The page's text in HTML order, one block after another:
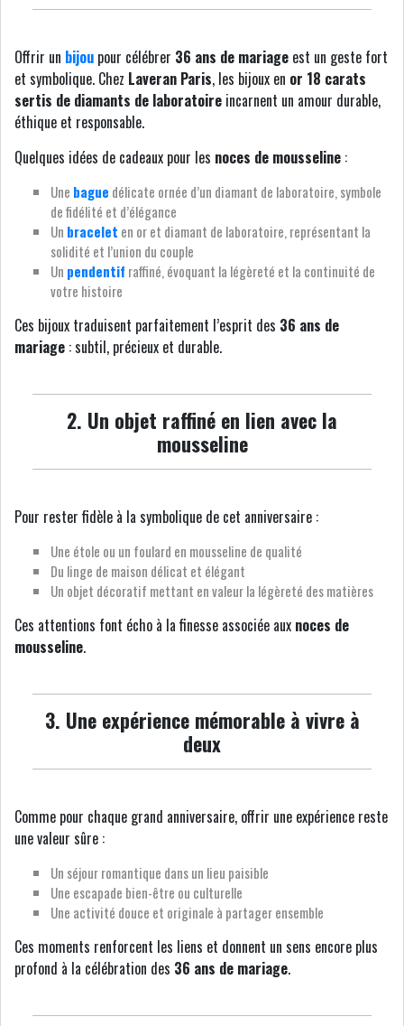
Offrir un bijou pour célébrer 36 ans de mariage est un geste fort
et symbolique. Chez Laveran Paris, les bijoux en or 18 carats
sertis de diamants de laboratoire incarnent un amour durable,
éthique et responsable.
Quelques idées de cadeaux pour les noces de mousseline :
Une bague délicate ornée d’un diamant de laboratoire, symbole
de fidélité et d’élégance
Un bracelet en or et diamant de laboratoire, représentant la
solidité et l’union du couple
Un pendentif raffiné, évoquant la légèreté et la continuité de
votre histoire
Ces bijoux traduisent parfaitement l’esprit des 36 ans de
mariage : subtil, précieux et durable.
2. Un objet raffiné en lien avec la
mousseline
Pour rester fidèle à la symbolique de cet anniversaire :
Une étole ou un foulard en mousseline de qualité
Du linge de maison délicat et élégant
Un objet décoratif mettant en valeur la légèreté des matières
Ces attentions font écho à la finesse associée aux noces de
mousseline.
3. Une expérience mémorable à vivre à
deux
Comme pour chaque grand anniversaire, offrir une expérience reste
une valeur sûre :
Un séjour romantique dans un lieu paisible
Une escapade bien-être ou culturelle
Une activité douce et originale à partager ensemble
Ces moments renforcent les liens et donnent un sens encore plus
profond à la célébration des 36 ans de mariage.